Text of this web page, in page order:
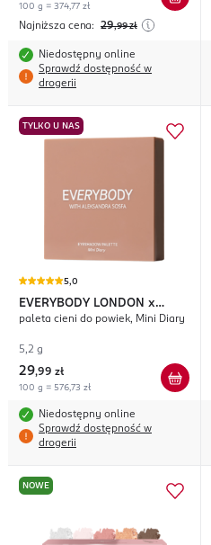
100 g = 374,77 zł
Najniższa cena: 29,99 zł
Niedostępny online
Sprawdź dostępność w
drogerii
TYLKO U NAS
5,0
EVERYBODY LONDON x
Aleksandra Sosfa
paleta cieni do powiek, Mini Diary
5,2 g
29,99 zł
100 g = 576,73 zł
Niedostępny online
Sprawdź dostępność w
drogerii
NOWE